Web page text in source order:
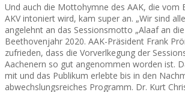
Und auch die Mottohymne des AAK, die vom
AKV intoniert wird, kam super an. „Wir sind
angelehnt an das Sessionsmotto „Alaaf an die
Beethovenjahr 2020. AAK-Präsident Frank
zufrieden, dass die Vorverlkegung der
Aachenern so gut angenommen worden ist.
mit und das Publikum erlebte bis in den
abwechslungsreiches Programm. Dr. Kurt